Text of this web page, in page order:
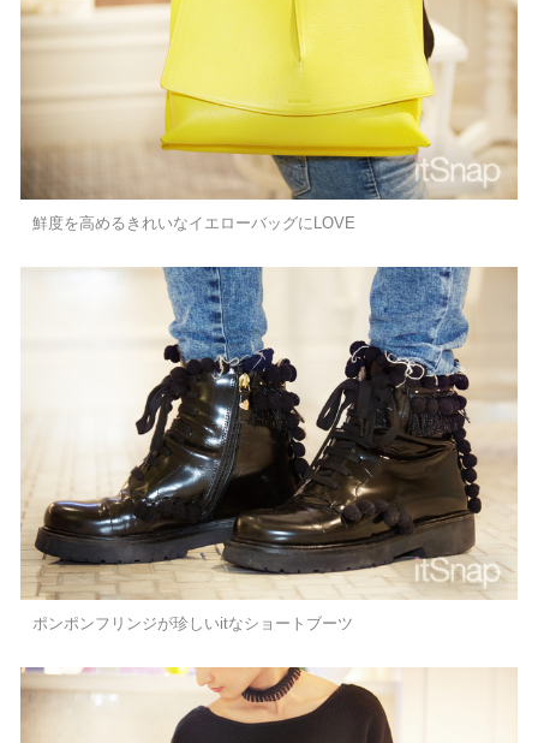
鮮度を高めるきれいなイエローバッグにLOVE
ポンポンフリンジが珍しいitなショートブーツ